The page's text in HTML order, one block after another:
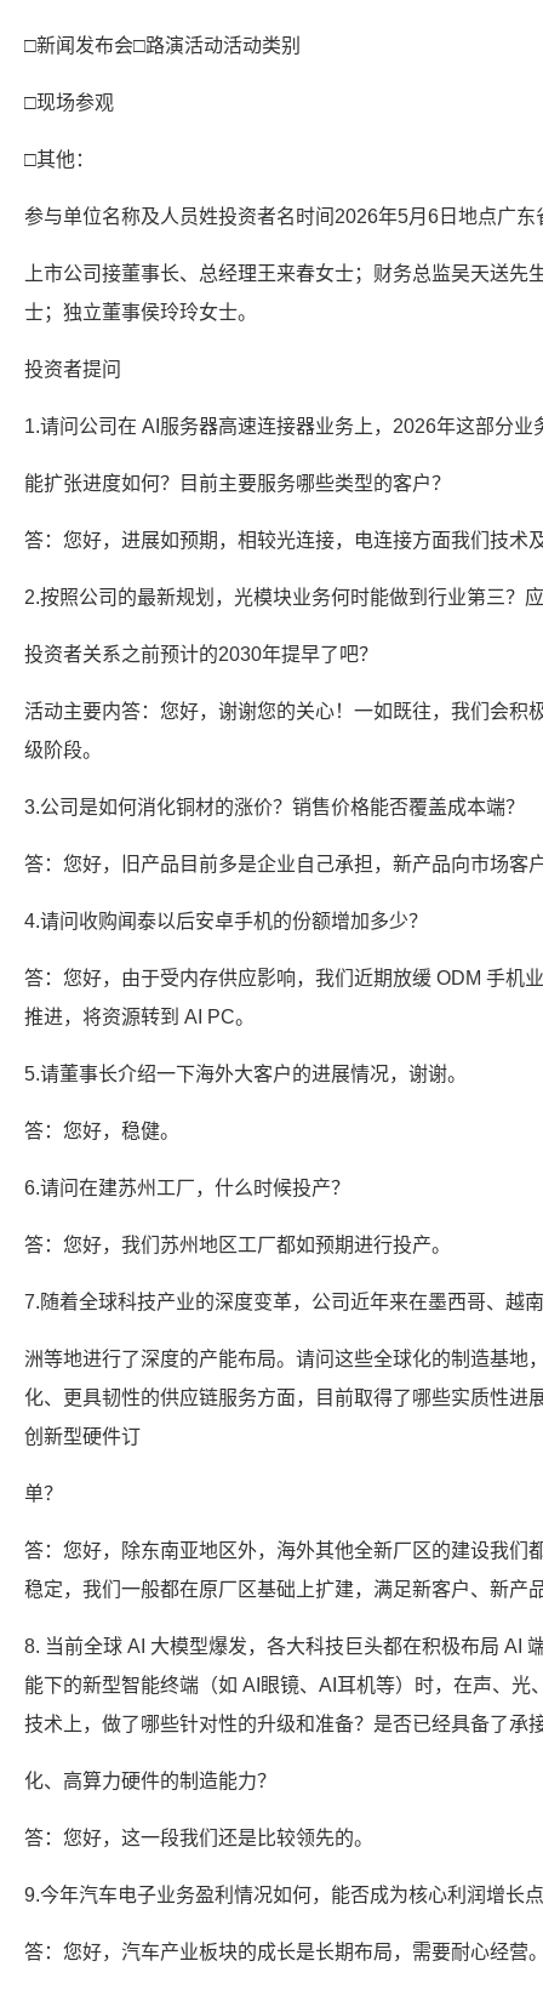
□新闻发布会□路演活动活动类别
□现场参观
□其他：
参与单位名称及人员姓投资者名时间2026年5月6日地点广
上市公司接董事长、总经理王来春女士；财务总监吴天送先
士；独立董事侯玲玲女士。
投资者提问
1.请问公司在 AI服务器高速连接器业务上，2026年这部分业
能扩张进度如何？目前主要服务哪些类型的客户？
答：您好，进展如预期，相较光连接，电连接方面我们技术
2.按照公司的最新规划，光模块业务何时能做到行业第三？
投资者关系之前预计的2030年提早了吧？
活动主要内答：您好，谢谢您的关心！一如既往，我们会积
级阶段。
3.公司是如何消化铜材的涨价？销售价格能否覆盖成本端？
答：您好，旧产品目前多是企业自己承担，新产品向市场客
4.请问收购闻泰以后安卓手机的份额增加多少？
答：您好，由于受内存供应影响，我们近期放缓 ODM 手机
推进，将资源转到 AI PC。
5.请董事长介绍一下海外大客户的进展情况，谢谢。
答：您好，稳健。
6.请问在建苏州工厂，什么时候投产？
答：您好，我们苏州地区工厂都如预期进行投产。
7.随着全球科技产业的深度变革，公司近年来在墨西哥、越
洲等地进行了深度的产能布局。请问这些全球化的制造基地
化、更具韧性的供应链服务方面，目前取得了哪些实质性进
创新型硬件订
单？
答：您好，除东南亚地区外，海外其他全新厂区的建设我们
稳定，我们一般都在原厂区基础上扩建，满足新客户、新产
8. 当前全球 AI 大模型爆发，各大科技巨头都在积极布局 AI
能下的新型智能终端（如 AI眼镜、AI耳机等）时，在声、光
技术上，做了哪些针对性的升级和准备？是否已经具备了承
化、高算力硬件的制造能力？
答：您好，这一段我们还是比较领先的。
9.今年汽车电子业务盈利情况如何，能否成为核心利润增长
答：您好，汽车产业板块的成长是长期布局，需要耐心经营